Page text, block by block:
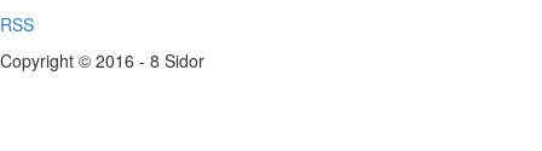
RSS
Copyright © 2016 - 8 Sidor